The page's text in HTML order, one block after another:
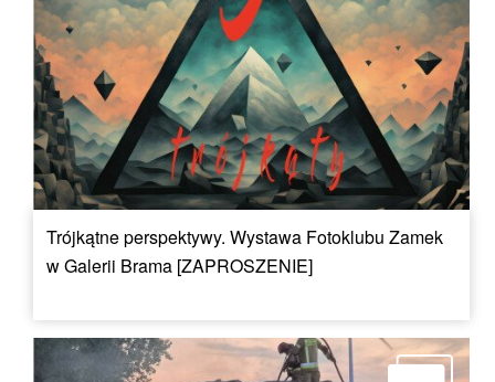
Trójkątne perspektywy. Wystawa Fotoklubu Zamek
w Galerii Brama [ZAPROSZENIE]